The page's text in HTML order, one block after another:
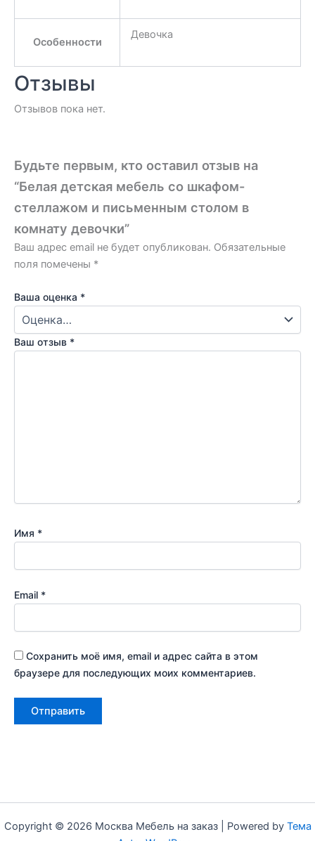
Особенности
Девочка
Отзывы
Отзывов пока нет.
Будьте первым, кто оставил отзыв на
“Белая детская мебель со шкафом-
стеллажом и письменным столом в
комнату девочки”
Ваш адрес email не будет опубликован. Обязательные
поля помечены *
Ваша оценка *
Ваш отзыв *
Имя *
Email *
Сохранить моё имя, email и адрес сайта в этом
браузере для последующих моих комментариев.
Copyright © 2026 Москва Мебель на заказ | Powered by Тема